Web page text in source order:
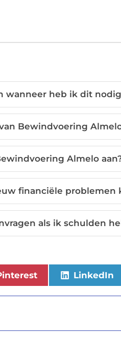
wanneer heb ik dit
Bewindvoering
Almelo
financiële problemen
als ik schulden
LinkedIn